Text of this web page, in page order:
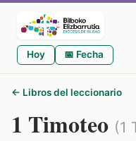
Hoy 📅 Fecha
← Libros del leccionario
1 Timoteo (1